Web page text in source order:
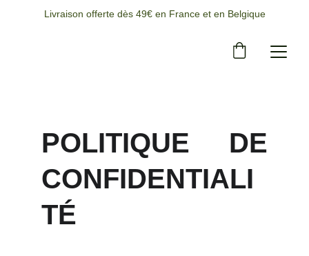
Livraison offerte dès 49€ en France et en Belgique
POLITIQUE DE
CONFIDENTIALI
TÉ